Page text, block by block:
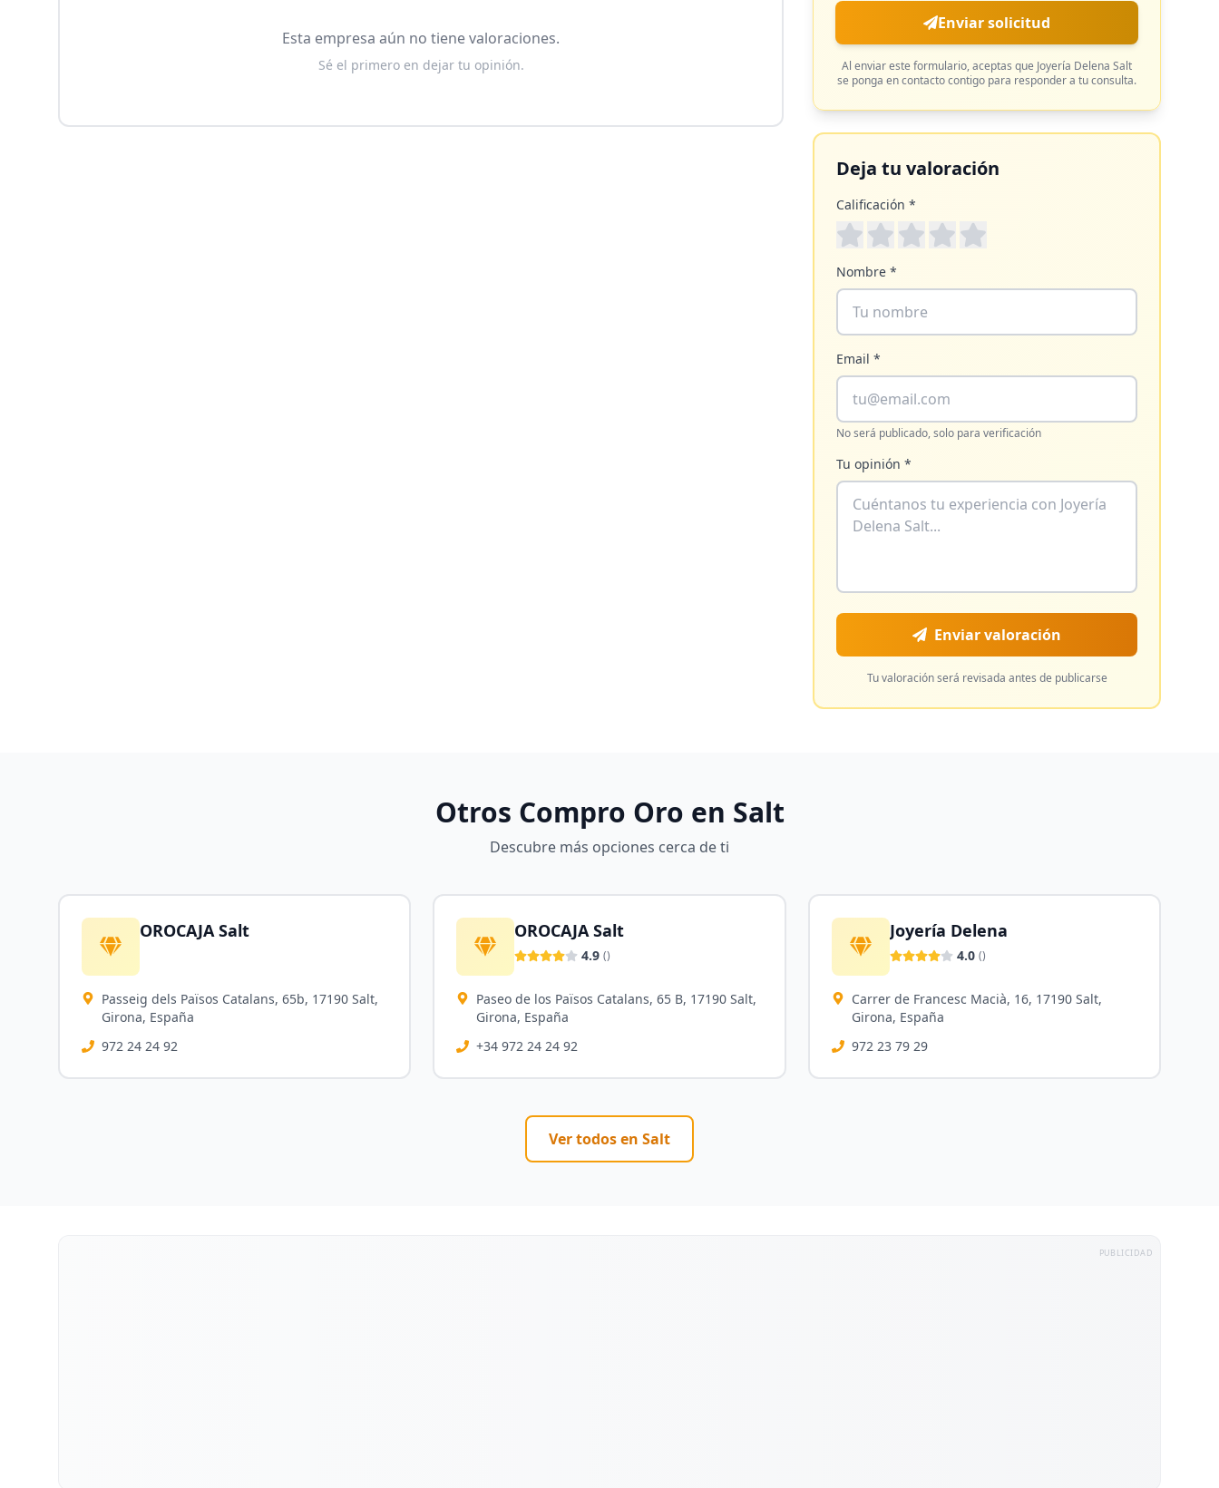
Esta empresa aún no tiene valoraciones.
Sé el primero en dejar tu opinión.
Enviar solicitud
Al enviar este formulario, aceptas que Joyería Delena Salt
se ponga en contacto contigo para responder a tu consulta.
Deja tu valoración
Calificación *
Nombre *
Email *
No será publicado, solo para verificación
Tu opinión *
Enviar valoración
Tu valoración será revisada antes de publicarse
Otros Compro Oro en Salt
Descubre más opciones cerca de ti
OROCAJA Salt
Passeig dels Països Catalans, 65b, 17190 Salt,
Girona, España
972 24 24 92
OROCAJA Salt
4.9 ()
Paseo de los Països Catalans, 65 B, 17190 Salt,
Girona, España
+34 972 24 24 92
Joyería Delena
4.0 ()
Carrer de Francesc Macià, 16, 17190 Salt,
Girona, España
972 23 79 29
Ver todos en Salt
PUBLICIDAD